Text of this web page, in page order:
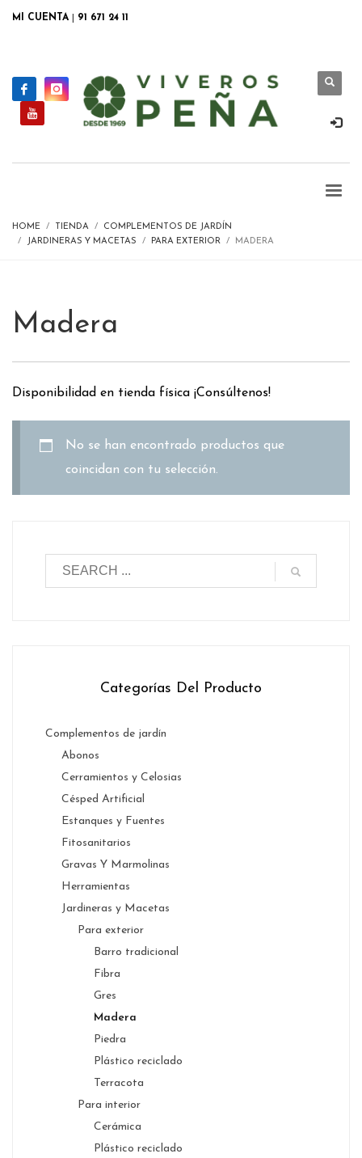
MI CUENTA 91 671 24 11
HOME TIENDA
COMPLEMENTOS DE JARDÍN
JARDINERAS Y MACETAS
PARA EXTERIOR MADERA
Madera
Disponibilidad en tienda física ¡Consúltenos!
No se han encontrado productos que
coincidan con tu selección.
Categorías Del Producto
Complementos de jardín
Abonos
Cerramientos y Celosias
Césped Artificial
Estanques y Fuentes
Fitosanitarios
Gravas Y Marmolinas
Herramientas
Jardineras y Macetas
Para exterior
Barro tradicional
Fibra
Gres
Madera
Piedra
Plástico reciclado
Terracota
Para interior
Cerámica
Plástico reciclado